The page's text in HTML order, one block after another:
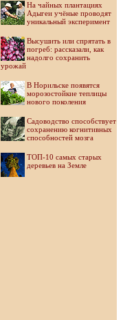
На чайных плантациях
Адыгеи учёные проводят
уникальный эксперимент
Высушить или спрятать в
погреб: рассказали, как
надолго сохранить
урожай
В Норильске появятся
морозостойкие теплицы
нового поколения
Садоводство способствует
сохранению когнитивных
способностей мозга
ТОП-10 самых старых
деревьев на Земле